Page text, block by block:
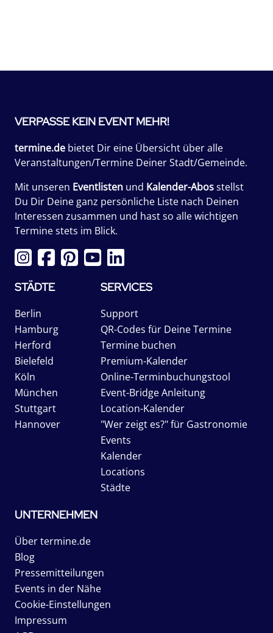
VERPASSE KEIN EVENT MEHR!
termine.de bietet Dir eine Übersicht über alle
Veranstaltungen/Termine Deiner Stadt/Gemeinde.
Mit unseren Eventlisten und Kalender-Abosstellst
Du Dir Deine ganz persönliche Liste nach Deinen
Interessen zusammen und hast so alle wichtigen
Termine stets im Blick.
STÄDTE
Berlin
Hamburg
Herford
Bielefeld
Köln
München
Stuttgart
Hannover
SERVICES
Support
QR-Codes für Deine Termine
Termine buchen
Premium-Kalender
Online-Terminbuchungstool
Event-Bridge Anleitung
Location-Kalender
"Wer zeigt es?" für Gastronomie
Events
Kalender
Locations
Städte
UNTERNEHMEN
Über termine.de
Blog
Pressemitteilungen
Events in der Nähe
Cookie-Einstellungen
Impressum